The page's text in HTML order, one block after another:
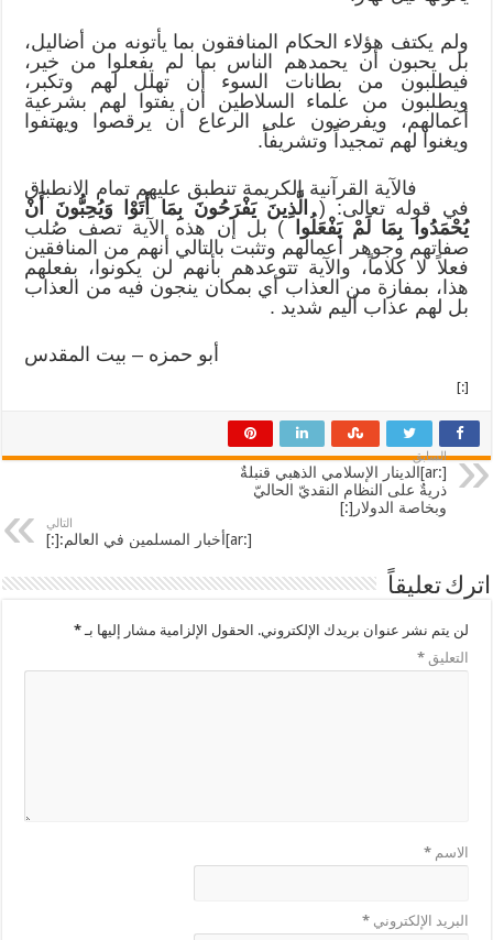
ولم يكتف هؤلاء الحكام المنافقون بما يأتونه من أضاليل،
بل يحبون أن يحمدهم الناس بما لم يفعلوا من خير،
فيطلبون من بطانات السوء أن تهلل لهم وتكبر،
ويطلبون من علماء السلاطين أن يفتوا لهم بشرعية
أعمالهم، ويفرضون على الرعاع أن يرقصوا ويهتفوا
ويغنوا لهم تمجيداً وتشريفاً.
فالآية القرآنية الكريمة تنطبق عليهم تمام الانطباق
في قوله تعالى: ( الَّذِينَ يَفْرَحُونَ بِمَا أَتَوْا وَيُحِبُّونَ أَنْ
يُحْمَدُوا بِمَا لَمْ يَفْعَلُوا ) بل إن هذه الآية تصف صُلب
صفاتهم وجوهر أعمالهم وتثبت بالتالي أنهم من المنافقين
فعلاً لا كلاماً، والآية تتوعدهم بأنهم لن يكونوا، بفعلهم
هذا، بمفازة من العذاب أي بمكان ينجون فيه من العذاب
بل لهم عذاب أليم شديد .
أبو حمزه – بيت المقدس
[:]
السابق
[:ar]الدينار الإسلامي الذهبي قنبلةٌ
ذريةٌ على النظام النقديّ الحاليّ
وبخاصة الدولار[:]
التالي
[:ar]أخبار المسلمين في العالم:[:]
اترك تعليقاً
لن يتم نشر عنوان بريدك الإلكتروني. الحقول الإلزامية مشار إليها بـ*
التعليق*
الاسم*
البريد الإلكتروني*